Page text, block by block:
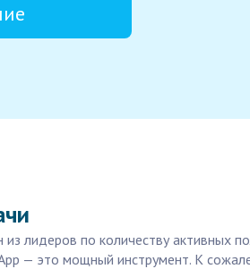
лидеров по количеству активных
— это мощный инструмент. К